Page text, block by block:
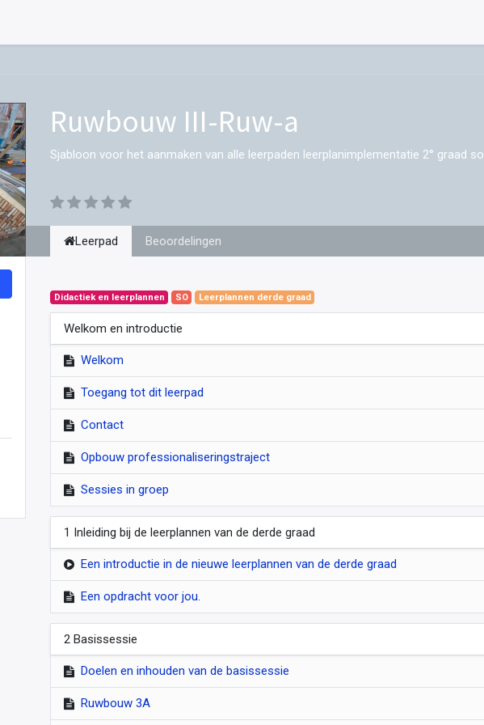
Ruwbouw III-Ruw-a
Sjabloon voor het aanmaken van alle leerpaden leerplanimplementatie 2° graad so.
Leerpad Beoordelingen
Didactiek en leerplannen SO Leerplannen derde graad
Welkom en introductie
Welkom
Toegang tot dit leerpad
Contact
Opbouw professionaliseringstraject
Sessies in groep
1 Inleiding bij de leerplannen van de derde graad
Een introductie in de nieuwe leerplannen van de derde graad
Een opdracht voor jou.
2 Basissessie
Doelen en inhouden van de basissessie
Ruwbouw 3A